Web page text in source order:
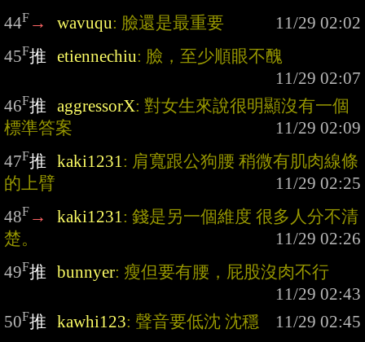
44F → wavuqu: 臉還是最重要
45F推 etiennechiu: 臉，至少順眼不醜
46F推 aggressorX: 對女生來說很明顯沒有一個
標準答案
47F推 kaki1231 : 肩寬跟公狗腰 稍微有肌肉線條
的上臂
48F → kaki1231 : 錢是另一個維度 很多人分不清
楚。
49F推 bunnyer: 瘦但要有腰，屁股沒肉不行
50F推 kawhi123: 聲音要低沈 沈穩